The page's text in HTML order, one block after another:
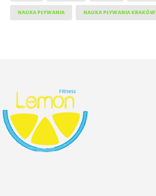
NAUKA PŁYWANIA NAUKA PŁYWANIA KRAKÓW